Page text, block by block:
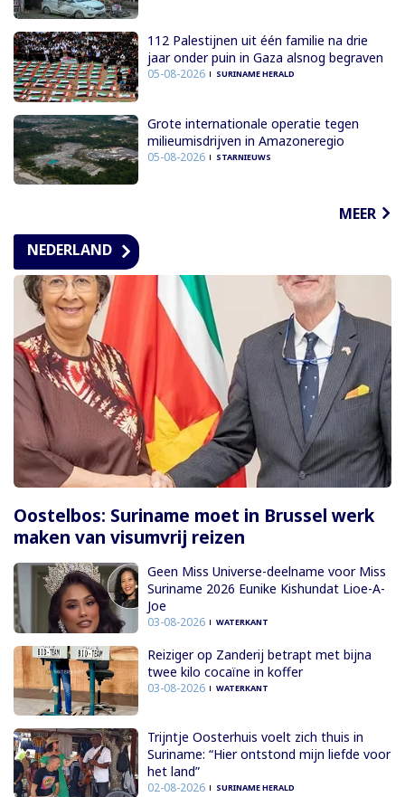
112 Palestijnen uit één familie na drie
jaar onder puin in Gaza alsnog begraven
05-08-2026 SURINAME HERALD
Grote internationale operatie tegen
milieumisdrijven in Amazoneregio
05-08-2026 STARNIEUWS
MEER
NEDERLAND
Oostelbos: Suriname moet in Brussel werk
maken van visumvrij reizen
Geen Miss Universe-deelname voor Miss
Suriname 2026 Eunike Kishundat Lioe-A-
Joe
03-08-2026 WATERKANT
Reiziger op Zanderij betrapt met bijna
twee kilo cocaïne in koffer
03-08-2026 WATERKANT
Trijntje Oosterhuis voelt zich thuis in
Suriname: “Hier ontstond mijn liefde voor
het land”
02-08-2026 SURINAME HERALD